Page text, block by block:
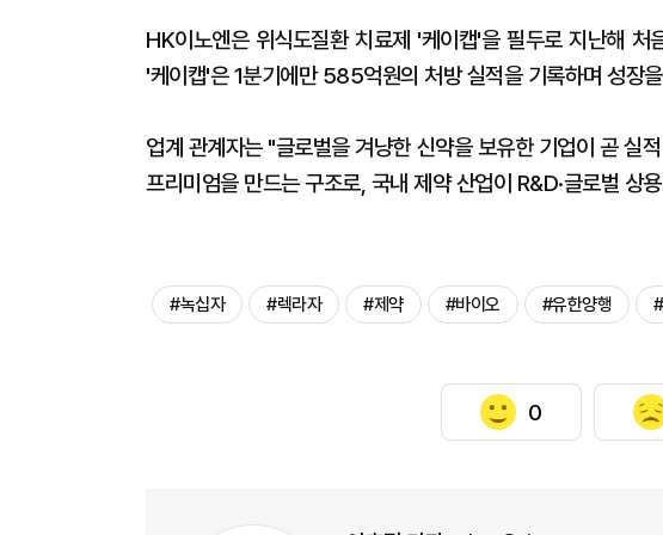
HK이노엔은 위식도질환 치료제 '케이캡'을 필두로 지난해
'케이캡'은 1분기에만 585억원의 처방 실적을 기록하며 성장
업계 관계자는 "글로벌을 겨냥한 신약을 보유한 기업이 곧 실
프리미엄을 만드는 구조로, 국내 제약 산업이 R&D·글로벌 상
#녹십자 #렉라자 #제약 #바이오 #유한양행
0